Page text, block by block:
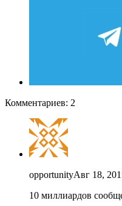
Комментариев: 2
opportunityАвг 18,
10 миллиардов